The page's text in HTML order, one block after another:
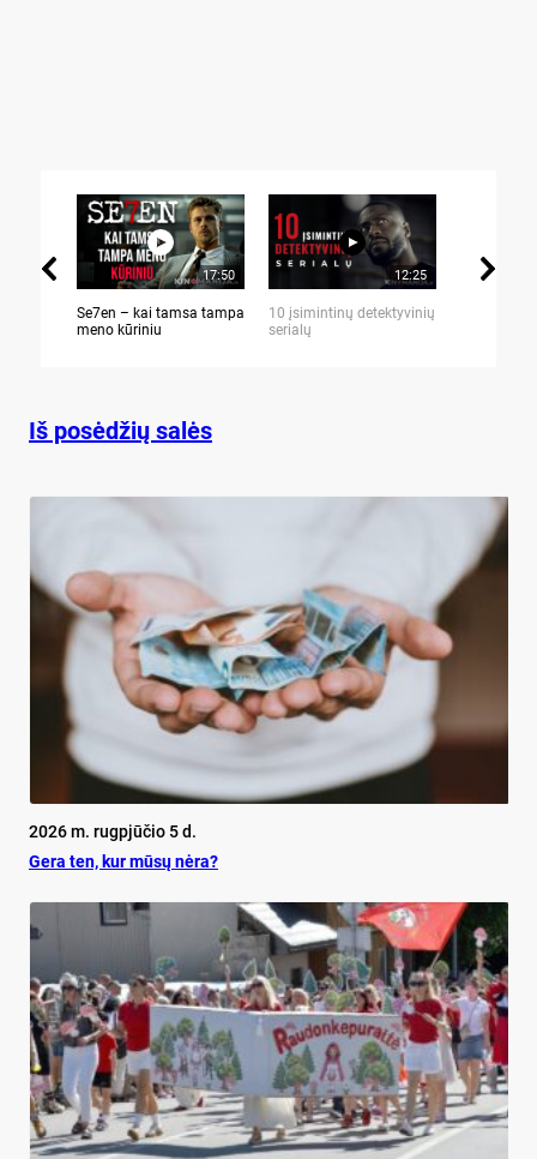
17:50
Se7en – kai tamsa tampa
meno kūriniu
12:25
10 įsimintinų detektyvinių
serialų
Iš posėdžių salės
2026 m. rugpjūčio 5 d.
Ge­ra ten, kur mū­sų nė­ra?